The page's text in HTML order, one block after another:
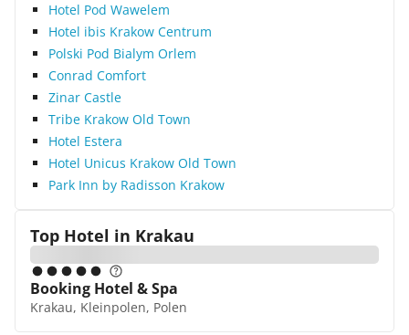
Hotel Pod Wawelem
Hotel ibis Krakow Centrum
Polski Pod Bialym Orlem
Conrad Comfort
Zinar Castle
Tribe Krakow Old Town
Hotel Estera
Hotel Unicus Krakow Old Town
Park Inn by Radisson Krakow
Top Hotel in Krakau
Booking Hotel & Spa
Krakau, Kleinpolen, Polen